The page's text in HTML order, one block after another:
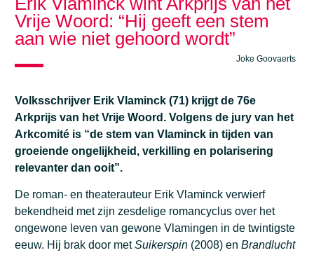
Vrije Woord: “Hij geeft een stem
aan wie niet gehoord wordt”
Joke Goovaerts
Volksschrijver Erik Vlaminck (71) krijgt de 76e
Arkprijs van het Vrije Woord. Volgens de jury van het
Arkcomité is “de stem van Vlaminck in tijden van
groeiende ongelijkheid, verkilling en polarisering
relevanter dan ooit”.
De roman- en theaterauteur Erik Vlaminck verwierf
bekendheid met zijn zesdelige romancyclus over het
ongewone leven van gewone Vlamingen in de twintigste
eeuw. Hij brak door metSuikerspin (2008) en Brandlucht